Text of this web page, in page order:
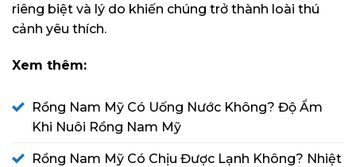
riêng biệt và lý do khiến chúng trở thành loài thú
cảnh yêu thích.
Xem thêm:
Rồng Nam Mỹ Có Uống Nước Không? Độ Ẩm
Khi Nuôi Rồng Nam Mỹ
Rồng Nam Mỹ Có Chịu Được Lạnh Không? Nhiệt